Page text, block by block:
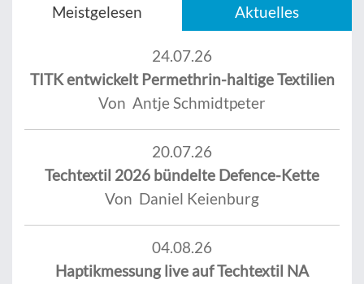
Meistgelesen Aktuelles
24.07.26
TITK entwickelt Permethrin-haltige Textilien
Von Antje Schmidtpeter
20.07.26
Techtextil 2026 bündelte Defence-Kette
Von Daniel Keienburg
04.08.26
Haptikmessung live auf Techtextil NA